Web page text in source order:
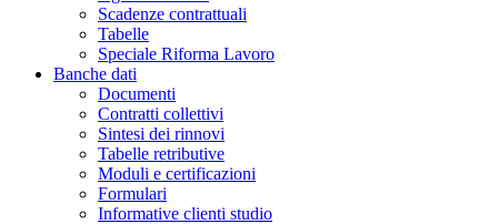
Scadenze contrattuali
Tabelle
Speciale Riforma Lavoro
Banche dati
Documenti
Contratti collettivi
Sintesi dei rinnovi
Tabelle retributive
Moduli e certificazioni
Formulari
Informative clienti studio